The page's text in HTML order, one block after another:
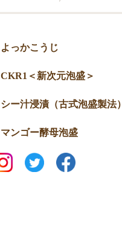
よっかこうじ
CKR1＜新次元泡盛＞
シー汁浸漬（古式泡盛製法）
マンゴー酵母泡盛